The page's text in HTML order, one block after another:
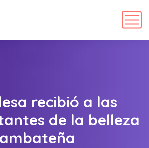
de herramientas
recibió a las
de la belleza
ambateña